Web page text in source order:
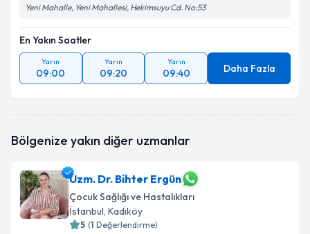
Yeni Mahalle, Yeni Mahallesi, Hekimsuyu Cd. No:53
En Yakın Saatler
Yarın
09:00
Yarın
09:20
Yarın
09:40 Daha Fazla
Bölgenize yakın diğer uzmanlar
Uzm. Dr. Bihter Ergün
Çocuk Sağlığı ve Hastalıkları
İstanbul, Kadıköy
5 (1 Değerlendirme)